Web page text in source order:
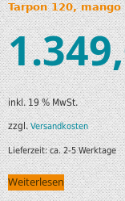
Tarpon 120, mango
inkl. 19 % MwSt.
zzgl.Versandkosten
Lieferzeit:ca. 2-5 Werktage
Weiterlesen